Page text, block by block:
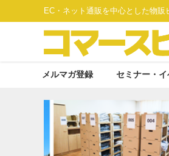
EC・ネット通販を中心とした物販
メルマガ登録 セミナー・イ